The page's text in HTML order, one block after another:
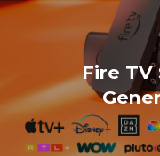
Fire TV